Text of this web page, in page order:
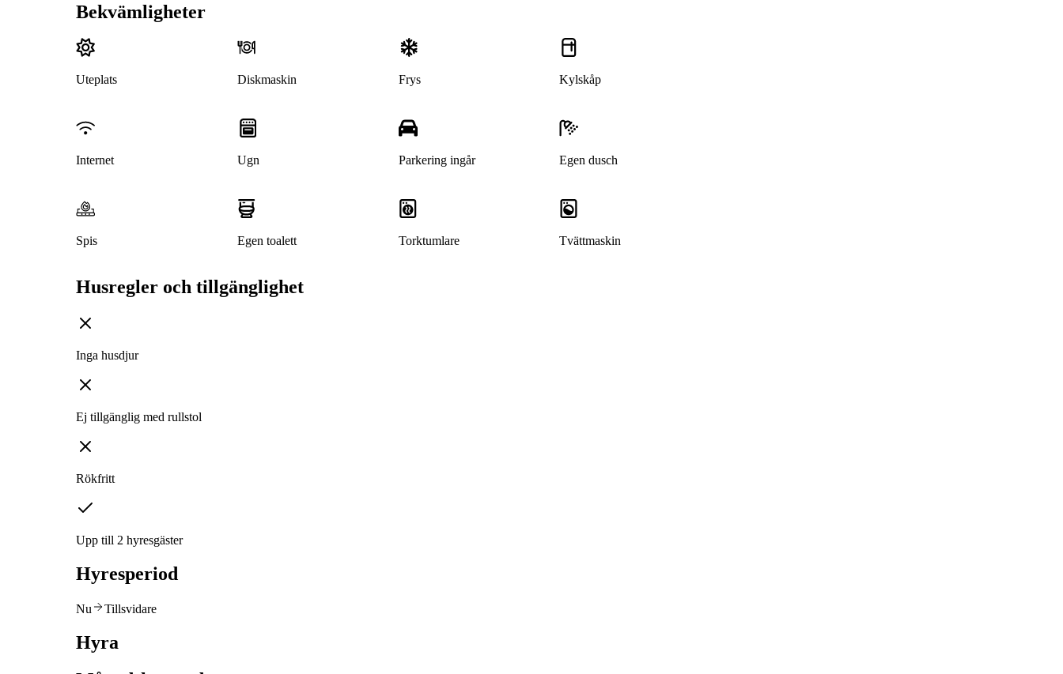
Denna bostad är borttagen
Bekvämligheter
Uteplats Diskmaskin Frys Kylskåp
Internet Ugn Parkering ingår Egen dusch
Spis Egen toalett Torktumlare Tvättmaskin
Husregler och tillgänglighet
Inga husdjur
Ej tillgänglig med rullstol
Rökfritt
Upp till 2 hyresgäster
Hyresperiod
Nu Tillsvidare
Hyra